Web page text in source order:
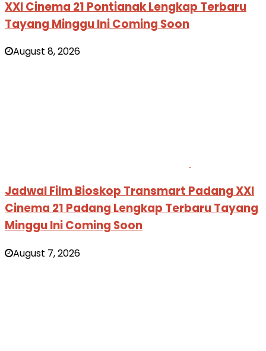
XXI Cinema 21 Pontianak Lengkap Terbaru
Tayang Minggu Ini Coming Soon
August 8, 2026
Jadwal Film Bioskop Transmart Padang XXI
Cinema 21 Padang Lengkap Terbaru Tayang
Minggu Ini Coming Soon
August 7, 2026